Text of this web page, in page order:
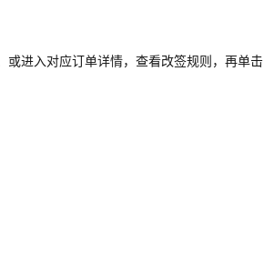
或进入对应订单详情，查看改签规则，再单击